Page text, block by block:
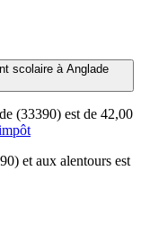
scolaire à Anglade
(33390) est de 42,00
et aux alentours est